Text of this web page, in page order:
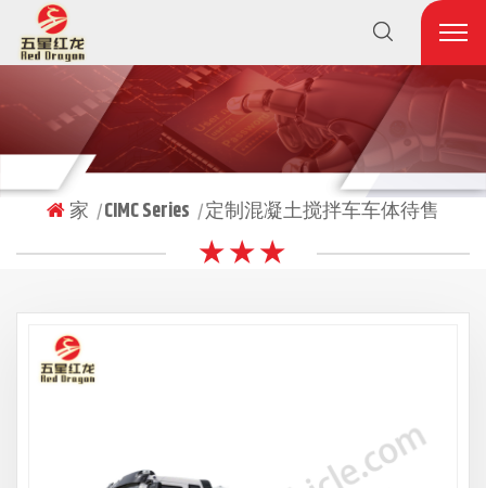
家 | CIMC Series | 定制混凝土搅拌车车体待售
★ ★ ★